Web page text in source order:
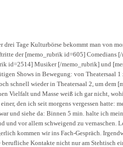
drei Tage Kulturbörse bekommt man von
der [memo_rubrik id=605] Comedians
id=2514] Musiker [/memo_rubrik] und
Shows in Bewegung: von Theatersaal
schnell wieder in Theatersaal 2, um
Vielfalt und Masse weiß ich gar nicht,
den ich seit morgens vergessen hatte:
und siehe da: Binnen 5 min. halte ich
und vor allem schweigend zu vernaschen.
kommen wir ins Fach-Gespräch.
Kontakte nicht nur am Stehtisch